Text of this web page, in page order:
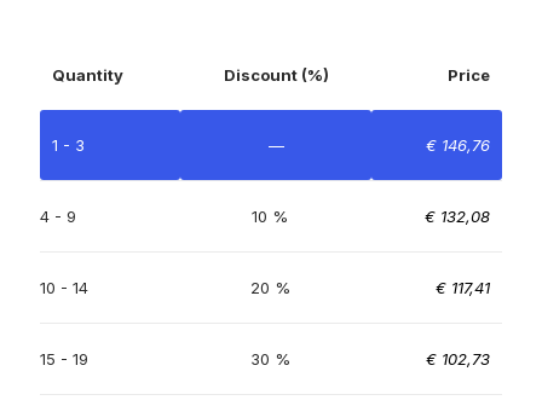
Quantity Discount (%) Price
1 - 3 — € 146,76
4 - 9 10 % € 132,08
10 - 14 20 % € 117,41
15 - 19 30 % € 102,73